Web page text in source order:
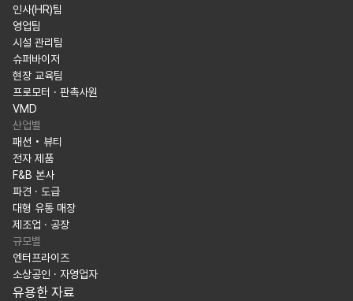
인사(HR)팀
영업팀
시설 관리팀
슈퍼바이저
현장 교육팀
프로모터 · 판촉사원
VMD
산업별
패션 • 뷰티
전자 제품
F&B 본사
파견 · 도급
대형 유통 매장
제조업 · 공장
규모별
엔터프라이즈
소상공인 · 자영업자
유용한 자료